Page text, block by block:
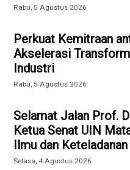
Rabu, 5 Agustus 2026
Perkuat Kemitraan
Akselerasi
Industri
Rabu, 5 Agustus 2026
Selamat Jalan Prof.
Ketua Senat UIN
Ilmu dan
Selasa, 4 Agustus 2026